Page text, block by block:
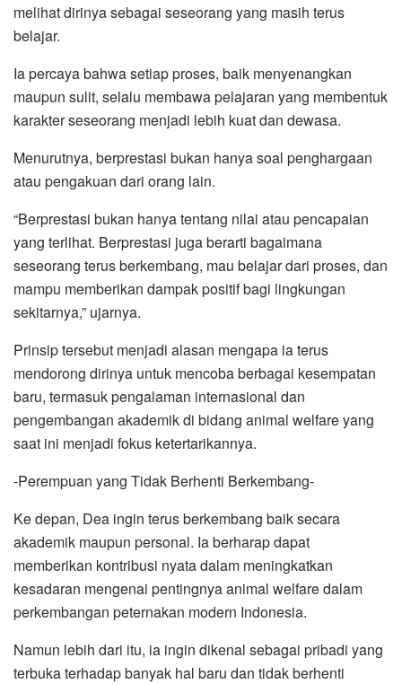
melihat dirinya sebagai seseorang yang masih terus
belajar.
Ia percaya bahwa setiap proses, baik menyenangkan
maupun sulit, selalu membawa pelajaran yang membentuk
karakter seseorang menjadi lebih kuat dan dewasa.
Menurutnya, berprestasi bukan hanya soal penghargaan
atau pengakuan dari orang lain.
“Berprestasi bukan hanya tentang nilai atau pencapaian
yang terlihat. Berprestasi juga berarti bagaimana
seseorang terus berkembang, mau belajar dari proses, dan
mampu memberikan dampak positif bagi lingkungan
sekitarnya,” ujarnya.
Prinsip tersebut menjadi alasan mengapa ia terus
mendorong dirinya untuk mencoba berbagai kesempatan
baru, termasuk pengalaman internasional dan
pengembangan akademik di bidang animal welfare yang
saat ini menjadi fokus ketertarikannya.
-Perempuan yang Tidak Berhenti Berkembang-
Ke depan, Dea ingin terus berkembang baik secara
akademik maupun personal. Ia berharap dapat
memberikan kontribusi nyata dalam meningkatkan
kesadaran mengenai pentingnya animal welfare dalam
perkembangan peternakan modern Indonesia.
Namun lebih dari itu, ia ingin dikenal sebagai pribadi yang
terbuka terhadap banyak hal baru dan tidak berhenti